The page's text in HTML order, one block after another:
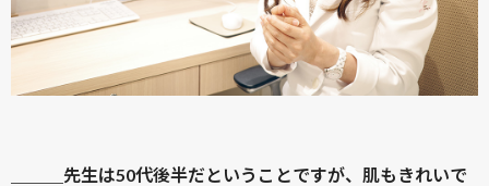
＿＿＿先生は50代後半だということですが、肌もきれいで